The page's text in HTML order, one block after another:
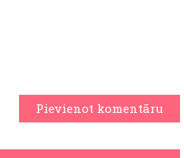
Pievienot komentāru